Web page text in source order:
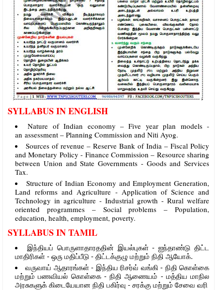
SYLLABUS IN ENGLISH
Nature of Indian economy – Five year plan models -
an assessment – Planning Commission and Niti Ayog.
Sources of revenue – Reserve Bank of India – Fiscal Policy
and Monetary Policy - Finance Commission – Resource sharing
between Union and State Governments - Goods and Services
Tax.
Structure of Indian Economy and Employment Generation,
Land reforms and Agriculture - Application of Science and
Technology in agriculture - Industrial growth - Rural welfare
oriented programmes – Social problems – Population,
education, health, employment, poverty.
SYLLABUS IN TAMIL
இந்தியப் பொருளாதாரததின் இயல்புகள் - ஐந்தாண்டு திட்ட
மாதிரிகள் - ஒரு மதிப்பீடு - திட்டக்குழு மற்றும் நிதி ஆயோக்.
வருவாய் ஆதாரங்கள் - இந்திய ரிசர்வ் வங்கி - நிதி கொள்கை
மற்றும் பணவியல் கொள்கை - நிதி ஆணையம் - மத்திய மாநில
அரசுகளுக் கிடையேயான நிதி பகிர்வு - சரக்கு மற்றும் சேவை வரி